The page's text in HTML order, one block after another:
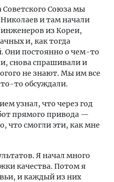
Советского Союза мы
и там начали
инженеров из Кореи,
и, как тогда
Они постоянно о чем-то
снова спрашивали и
не знают. Мы им все
то обсуждали.
узнал, что через год
прямого привода —
что смогли эти, как мне
Я начал много
качества. Потом я
и каждый из них